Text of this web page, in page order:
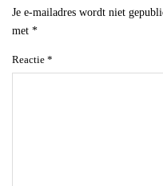
Je e-mailadres wordt niet
met *
Reactie *